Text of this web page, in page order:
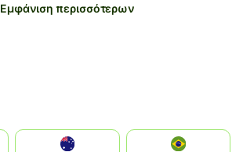
Εμφάνιση περισσότερων